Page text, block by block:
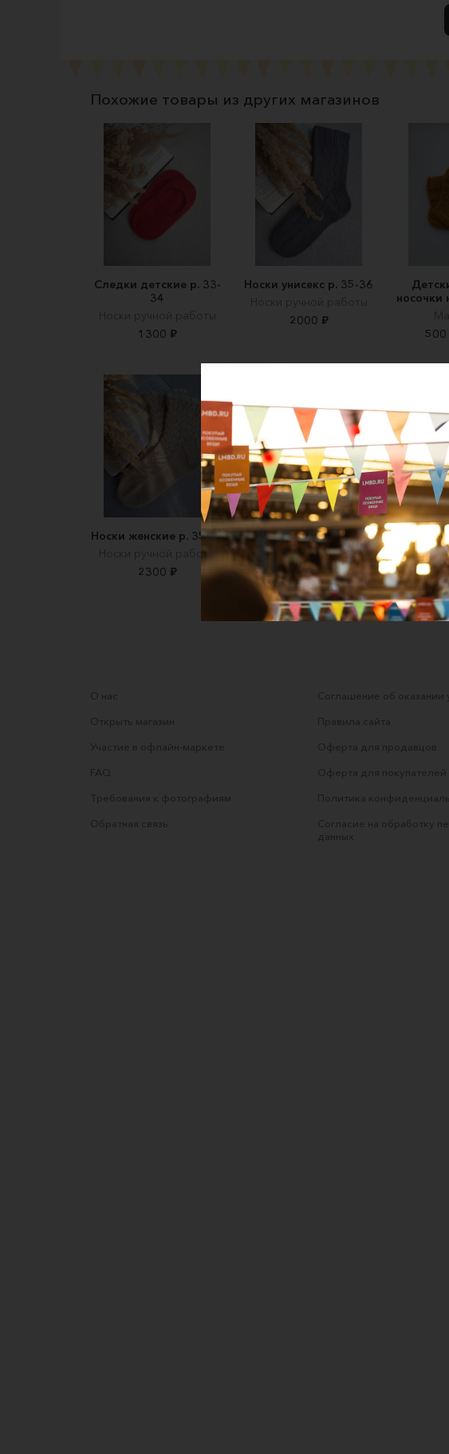
Похожие товары из других магазинов
Следки детские р. 33-
34
Носки ручной работы
1300 ₽
Носки унисекс р. 35-36
Носки ручной работы
2000 ₽
носочки
500
Носки женские р. 35-36
Носки ручной работы
2300 ₽
О нас
Открыть магазин
Участие в офлайн-маркете
FAQ
Требования к фотографиям
Обратная связь
Соглашение об оказании
Правила сайта
Оферта для продавцов
Оферта для покупателей
Политика
Согласие на обработку
данных